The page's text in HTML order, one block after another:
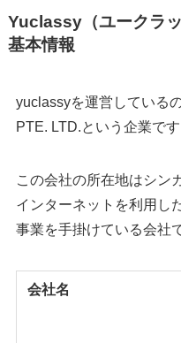
Yuclassy（ユークラ
基本情報
yuclassyを運営している
PTE. LTD.という企業です
この会社の所在地はシン
インターネットを利用し
事業を手掛けている会社
会社名